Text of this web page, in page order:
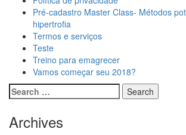
Pré-cadastro Master Class- Métodos
hipertrofia
Termos e serviços
Teste
Treino para emagrecer
Vamos começar seu 2018?
Archives